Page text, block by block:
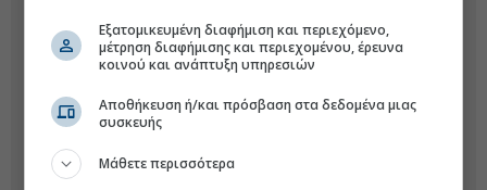
Εξατομικευμένη διαφήμιση και περιεχόμενο,
μέτρηση διαφήμισης και περιεχομένου, έρευνα
κοινού και ανάπτυξη υπηρεσιών
Αποθήκευση ή/και πρόσβαση στα δεδομένα μιας
συσκευής
Μάθετε περισσότερα